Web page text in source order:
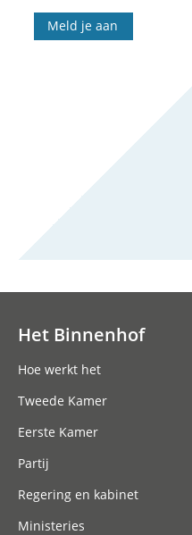
Meld je aan
Het Binnenhof
Hoe werkt het
Tweede Kamer
Eerste Kamer
Partij
Regering en kabinet
Ministeries